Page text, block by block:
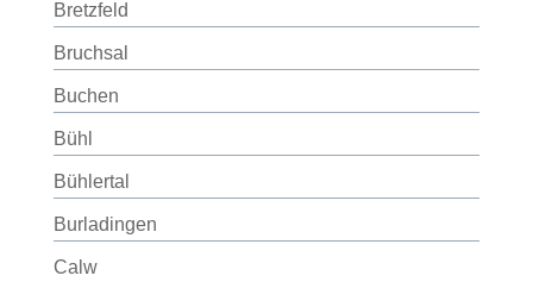
Bretzfeld
Bruchsal
Buchen
Bühl
Bühlertal
Burladingen
Calw